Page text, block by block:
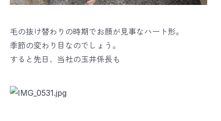
毛の抜け替わりの時期でお顔が見事なハート形。
季節の変わり目なのでしょう。
すると先日、当社の玉井係長も